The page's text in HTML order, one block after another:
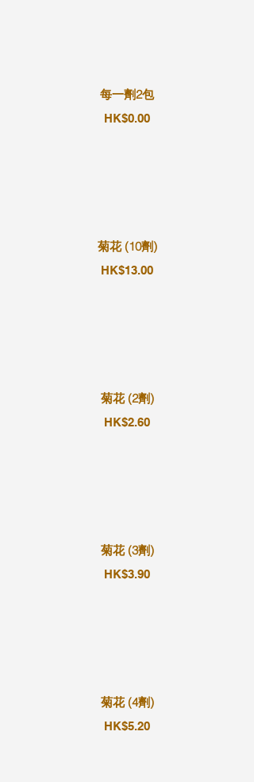
每一劑2包
HK$0.00
菊花 (10劑)
HK$13.00
菊花 (2劑)
HK$2.60
菊花 (3劑)
HK$3.90
菊花 (4劑)
HK$5.20